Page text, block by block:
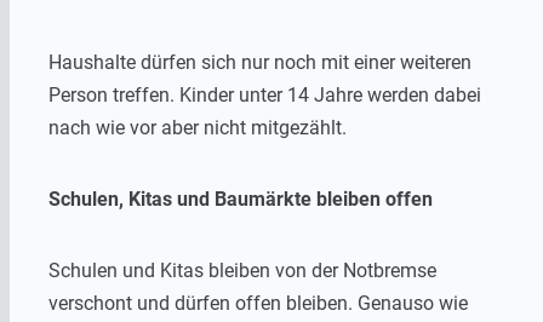
Haushalte dürfen sich nur noch mit einer weiteren
Person treffen. Kinder unter 14 Jahre werden dabei
nach wie vor aber nicht mitgezählt.
Schulen, Kitas und Baumärkte bleiben offen
Schulen und Kitas bleiben von der Notbremse
verschont und dürfen offen bleiben. Genauso wie